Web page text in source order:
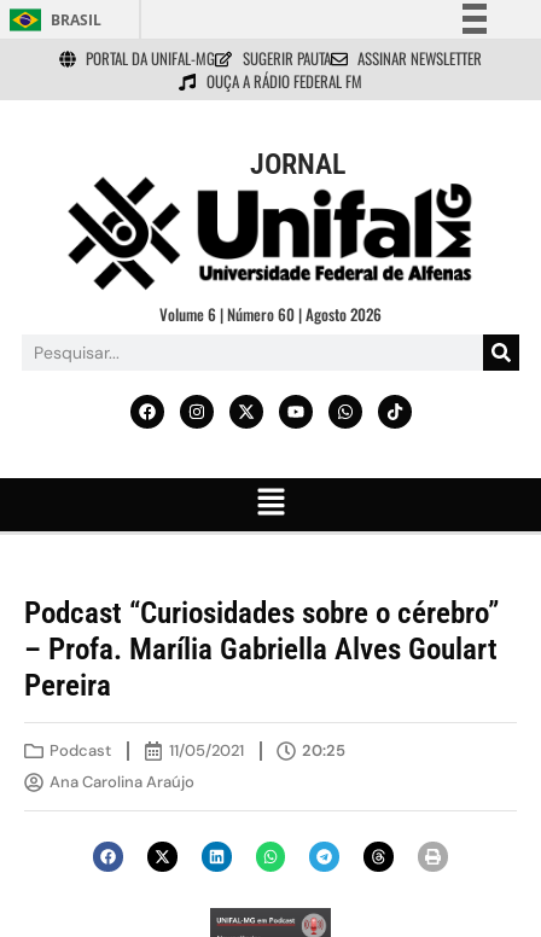
BRASIL
Simplifique!
Comunica BR
Acesso à informação
Legislação
Canais
PORTAL DA UNIFAL-MG SUGERIR PAUTA
ASSINAR NEWSLETTER
OUÇA A RÁDIO FEDERAL FM
JORNAL
Volume 6 | Número 60 | Agosto 2026
Podcast “Curiosidades sobre o cérebro”
– Profa. Marília Gabriella Alves Goulart
Pereira
Podcast 11/05/2021
20:25
Ana Carolina Araújo